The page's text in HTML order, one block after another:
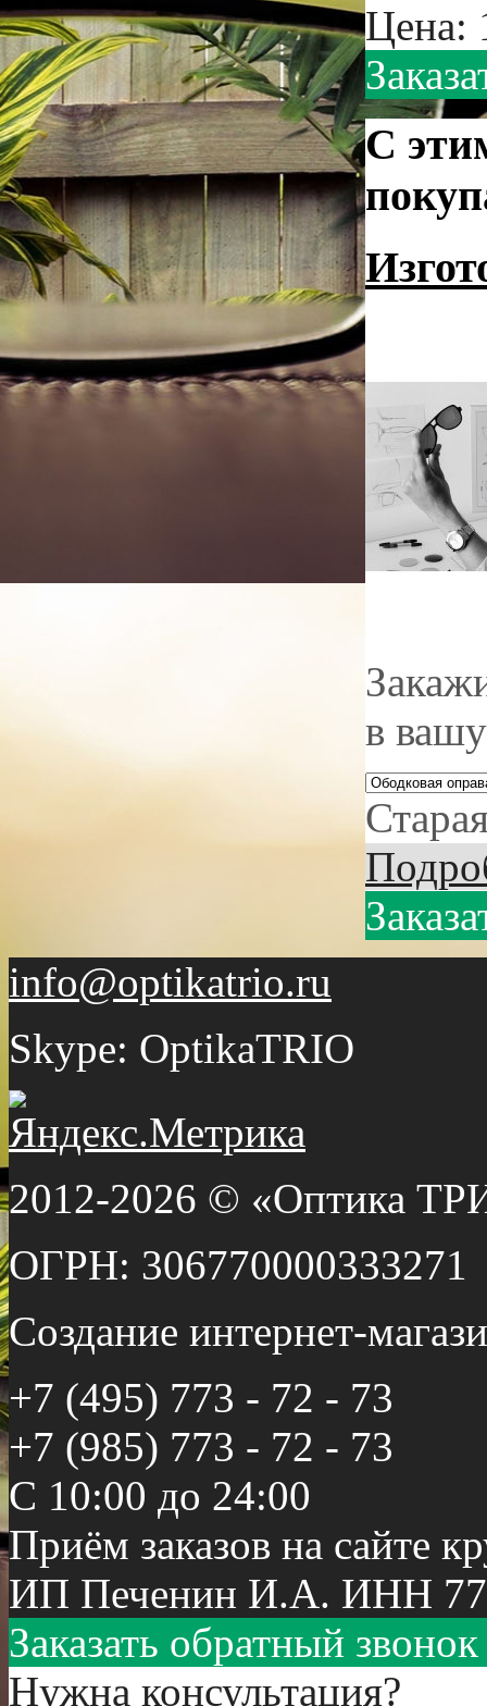
Цена:
С
в
info@optikatrio.ru
Skype: OptikaTRIO
2012-2026 © «Оптика
ОГРН: 306770000333271
Создание интернет-
+7 (495) 773 - 72 - 73
+7 (985) 773 - 72 - 73
С 10:00 до 24:00
Приём заказов на сайте
ИП Печенин И.А. ИНН
Заказать обратный звонок
Нужна консультация?